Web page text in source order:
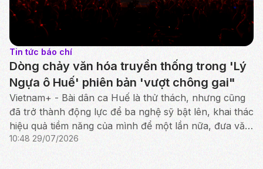
Tin tức báo chí
Dòng chảy văn hóa truyền thống trong 'Lý
Ngựa ô Huế' phiên bản 'vượt chông gai"
Vietnam+ - Bài dân ca Huế là thử thách, nhưng cũng
đã trở thành động lực để ba nghệ sỹ bật lên, khai thác
hiệu quả tiềm năng của mình để một lần nữa, đưa văn
hóa truyền thống tỏa sáng rực rỡ.
10:48 29/07/2026